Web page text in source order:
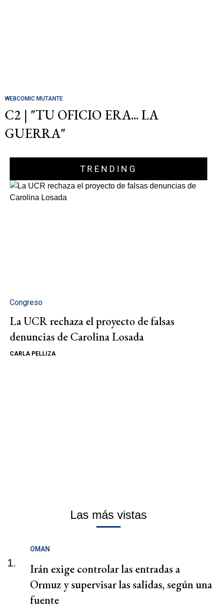
WEBCOMIC MUTANTE
C2 | "TU OFICIO ERA... LA
GUERRA"
TRENDING
Congreso
La UCR rechaza el proyecto de falsas
denuncias de Carolina Losada
CARLA PELLIZA
Las más vistas
1.
OMAN
Irán exige controlar las entradas a
Ormuz y supervisar las salidas, según una
fuente